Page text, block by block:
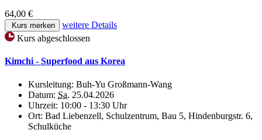
64,00 €
Kurs merken
weitere Details
Kurs abgeschlossen
Kimchi - Superfood aus Korea
Kursleitung: Buh-Yu Großmann-Wang
Datum: Sa. 25.04.2026
Uhrzeit: 10:00 - 13:30 Uhr
Ort: Bad Liebenzell, Schulzentrum, Bau 5, Hindenburgstr. 6,
Schulküche